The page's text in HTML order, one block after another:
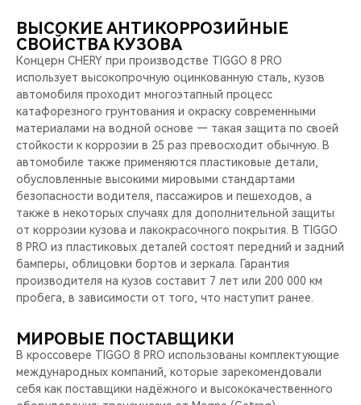
ВЫСОКИЕ АНТИКОРРОЗИЙНЫЕ
СВОЙСТВА КУЗОВА
Концерн CHERY при производстве TIGGO 8 PRO
использует высокопрочную оцинкованную сталь, кузов
автомобиля проходит многоэтапный процесс
катафорезного грунтования и окраску современными
материалами на водной основе — такая защита по своей
стойкости к коррозии в 25 раз превосходит обычную. В
автомобиле также применяются пластиковые детали,
обусловленные высокими мировыми стандартами
безопасности водителя, пассажиров и пешеходов, а
также в некоторых случаях для дополнительной защиты
от коррозии кузова и лакокрасочного покрытия. В TIGGO
8 PRO из пластиковых деталей состоят передний и задний
бамперы, облицовки бортов и зеркала. Гарантия
производителя на кузов составит 7 лет или 200 000 км
пробега, в зависимости от того, что наступит ранее.
МИРОВЫЕ ПОСТАВЩИКИ
В кроссовере TIGGO 8 PRO использованы комплектующие
международных компаний, которые зарекомендовали
себя как поставщики надёжного и высококачественного